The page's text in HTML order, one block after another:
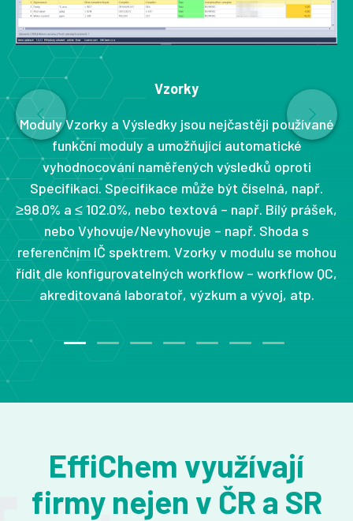
Vzorky
Moduly Vzorky a Výsledky jsou nejčastěji používané
funkční moduly a umožňující automatické
vyhodnocování naměřených výsledků oproti
Specifikaci. Specifikace může být číselná, např.
≥98.0% a ≤ 102.0%, nebo textová – např. Bílý prášek,
nebo Vyhovuje/Nevyhovuje – např. Shoda s
referenčním IČ spektrem. Vzorky v modulu se mohou
řídit dle konfigurovatelných workflow – workflow QC,
akreditovaná laboratoř, výzkum a vývoj, atp.
EffiChem využívají
firmy nejen v ČR a SR